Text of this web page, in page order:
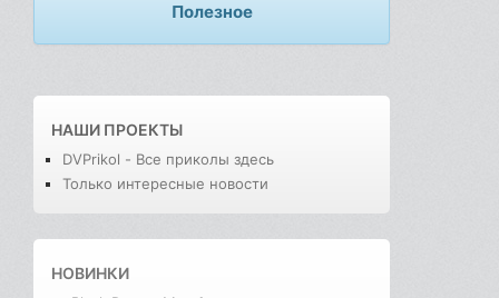
Полезное
НАШИ ПРОЕКТЫ
DVPrikol - Все приколы здесь
Только интересные новости
НОВИНКИ